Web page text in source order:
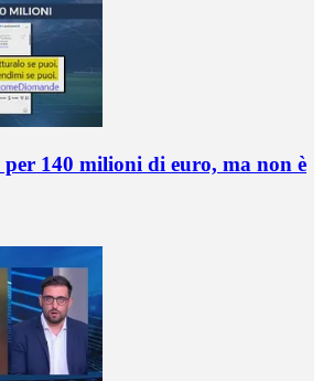
140 milioni di euro, ma non è